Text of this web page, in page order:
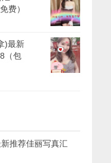
费）
)最新
（包
推荐佳丽写真汇